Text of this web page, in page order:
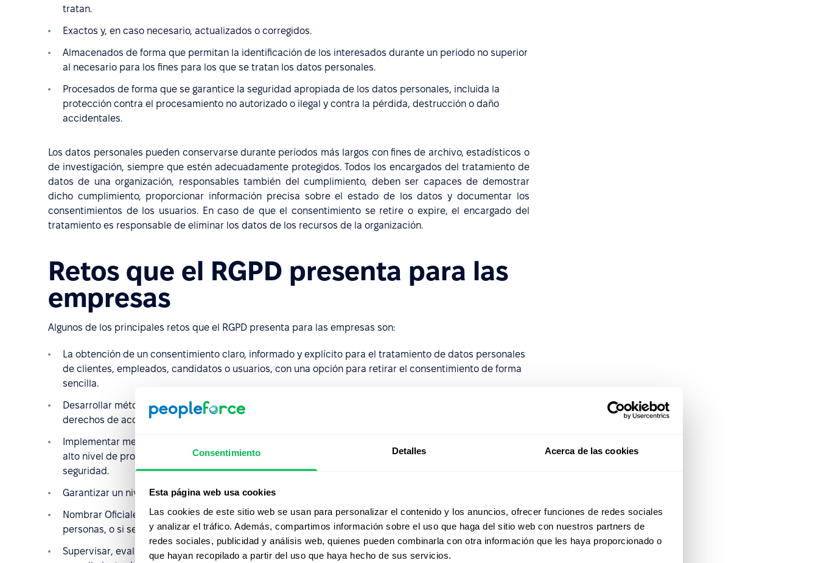
Consentimiento Detalles Acerca de las cookies
Esta página web usa cookies
Las cookies de este sitio web se usan para personalizar el contenido y los anuncios, ofrecer funciones de redes sociales
y analizar el tráfico. Además, compartimos información sobre el uso que haga del sitio web con nuestros partners de
redes sociales, publicidad y análisis web, quienes pueden combinarla con otra información que les haya proporcionado o
que hayan recopilado a partir del uso que haya hecho de sus servicios.
tratan.
Exactos y, en caso necesario, actualizados o corregidos.
Almacenados de forma que permitan la identificación de los interesados durante un periodo no superior
al necesario para los fines para los que se tratan los datos personales.
Procesados de forma que se garantice la seguridad apropiada de los datos personales, incluida la
protección contra el procesamiento no autorizado o ilegal y contra la pérdida, destrucción o daño
accidentales.
Los datos personales pueden conservarse durante períodos más largos con fines de archivo, estadísticos o
de investigación, siempre que estén adecuadamente protegidos. Todos los encargados del tratamiento de
datos de una organización, responsables también del cumplimiento, deben ser capaces de demostrar
dicho cumplimiento, proporcionar información precisa sobre el estado de los datos y documentar los
consentimientos de los usuarios. En caso de que el consentimiento se retire o expire, el encargado del
tratamiento es responsable de eliminar los datos de los recursos de la organización.
Retos que el RGPD presenta para las
empresas
Algunos de los principales retos que el RGPD presenta para las empresas son:
La obtención de un consentimiento claro, informado y explícito para el tratamiento de datos personales
de clientes, empleados, candidatos o usuarios, con una opción para retirar el consentimiento de forma
sencilla.
Desarrollar métodos efectivos para identificar y eliminar datos de todos los sistemas, junto con
derechos de acceso a los datos, rectificación o restricción del procesamiento.
Implementar medidas de protección de datos, desde la fase de diseño y por defecto, para garantizar un
alto nivel de protección, como el establecimiento de procedimientos para responder a incidentes de
seguridad.
Garantizar un nivel adecuado de protección de datos al transferirlos fuera de la UE.
Nombrar Oficiales de protección de datos si se lleva a cabo un seguimiento regular o sistemático de las
personas, o si se tratan categorías de datos sensibles o datos a gran escala.
Supervisar, evaluar y actualizar continuamente las prácticas de protección de datos para mantener el